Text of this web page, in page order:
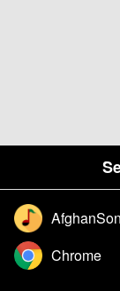
Chrome
Designed and